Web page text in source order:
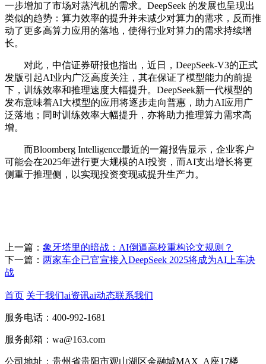
一步增加了市场对蒸汽机的需求。DeepSeek 的发展也呈现出
类似的趋势：算力效率的提升并未减少对算力的需求，反而推
动了更多高算力应用的落地，使得行业对算力的需求持续增
长。
对此，中信证券研报也指出，近日，DeepSeek-V3的正式
发版引起AI业内广泛高度关注，其在保证了模型能力的前提
下，训练效率和推理速度大幅提升。DeepSeek新一代模型的
发布意味着AI大模型的应用将逐步走向普惠，助力AI应用广
泛落地；同时训练效率大幅提升，亦将助力推理算力需求高
增。
而Bloomberg Intelligence最近的一篇报告显示，企业客户
可能会在2025年进行更大规模的AI投资，而AI支出增长将更
侧重于推理侧，以实现投资变现或提升生产力。
上一篇： 象牙塔里的暗战：AI倒逼高校重构论文规则？
下一篇： 两家车企已官宣接入DeepSeek 2025将成为AI上车决
战
首页 关于我们ai资讯ai动态联系我们
服务电话：400-992-1681
服务邮箱：wa@163.com
公司地址：贵州省贵阳市观山湖区金融城MAX_A座17楼